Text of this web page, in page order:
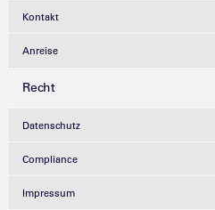
Kontakt
Anreise
Recht
Datenschutz
Compliance
Impressum